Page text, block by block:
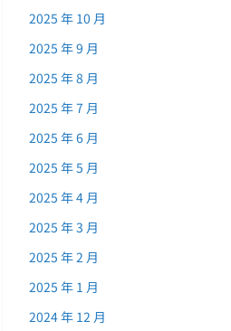
2025 年 10 月
2025 年 9 月
2025 年 8 月
2025 年 7 月
2025 年 6 月
2025 年 5 月
2025 年 4 月
2025 年 3 月
2025 年 2 月
2025 年 1 月
2024 年 12 月